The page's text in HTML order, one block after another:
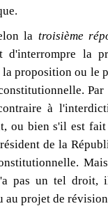
la troisième
la
proposition ou le
à
ou bien s'il est
de la
pas un tel droit,
au projet de